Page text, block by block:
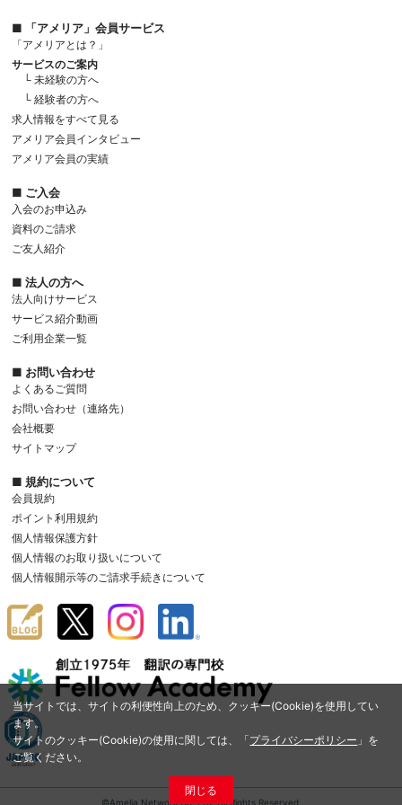
当サイトでは、サイトの利便性向上のため、クッキー(Cookie)を使用してい
ます。
サイトのクッキー(Cookie)の使用に関しては、「プライバシーポリシー 」を
ご覧ください。
閉じる
■ 「アメリア」会員サービス
「アメリアとは？」
サービスのご案内
└ 未経験の方へ
└ 経験者の方へ
求人情報をすべて見る
アメリア会員インタビュー
アメリア会員の実績
■ ご入会
入会のお申込み
資料のご請求
ご友人紹介
■ 法人の方へ
法人向けサービス
サービス紹介動画
ご利用企業一覧
■ お問い合わせ
よくあるご質問
お問い合わせ（連絡先）
会社概要
サイトマップ
■ 規約について
会員規約
ポイント利用規約
個人情報保護方針
個人情報のお取り扱いについて
個人情報開示等のご請求手続きについて
©Amelia Network Co.,Ltd. All Rights Reserved.